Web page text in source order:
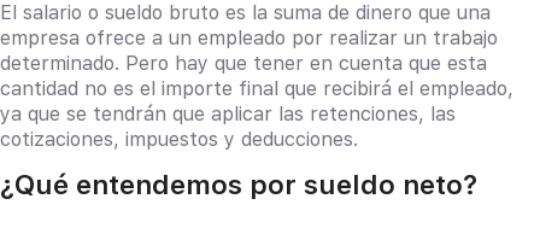
El salario o sueldo bruto es la suma de dinero que una
empresa ofrece a un empleado por realizar un trabajo
determinado. Pero hay que tener en cuenta que esta
cantidad no es el importe final que recibirá el empleado,
ya que se tendrán que aplicar las retenciones, las
cotizaciones, impuestos y deducciones.
¿Qué entendemos por sueldo neto?